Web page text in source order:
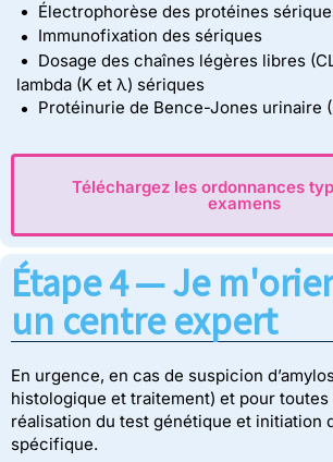
Électrophorèse des protéines
Immunofixation des sériques
Dosage des chaînes légères libres
lambda (K et λ) sériques
Protéinurie de Bence-Jones urinaire
Téléchargez les ordonnances
examens
Étape 4 — Je
un centre expert
En urgence, en cas de suspicion
histologique et traitement) et pour toutes
réalisation du test génétique et initiation
spécifique.